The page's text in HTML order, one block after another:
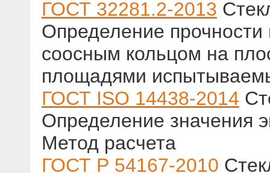
ГОСТ 32281.2-2013
Определение
соосным кольцом на
площадями
ГОСТ ISO 14438-2014
Определение значения
Метод расчета
ГОСТ Р 54167-2010